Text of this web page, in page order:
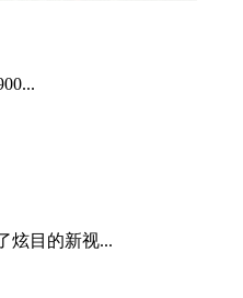
炫目的新视...